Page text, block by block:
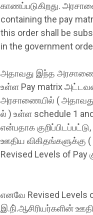
காணப்படுகிறது.
containing the pay
this order shall be
in the government
அதாவது இந்த
உள்ள Pay matrix
அரசாணையில் (
ல் ) உள்ள schedule 1
என்பதாக
ஊதிய விகிதங்களுக்கு
Revised Levels of
எனவே Revised Levels
இ.நி்.ஆசிரியர்களின்